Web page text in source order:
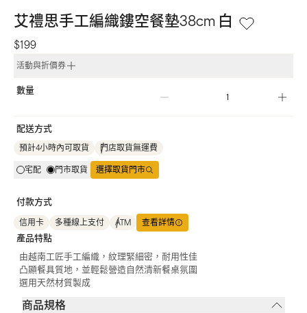
艾禮思手工編織鏤空餐墊38cm 白
$199
活動與折價券
數量
配送方式
預計4小時內可取貨 門店取貨無運費
宅配 門市取貨 選擇取貨門市
付款方式
信用卡 多種線上支付 ATM 查看詳情
產品特點
由越南工匠手工編織，紋理緊細密，耐用性佳
凸顯餐具質地，並輕鬆營造自然清新餐桌氛圍
選用天然材質製成
商品規格